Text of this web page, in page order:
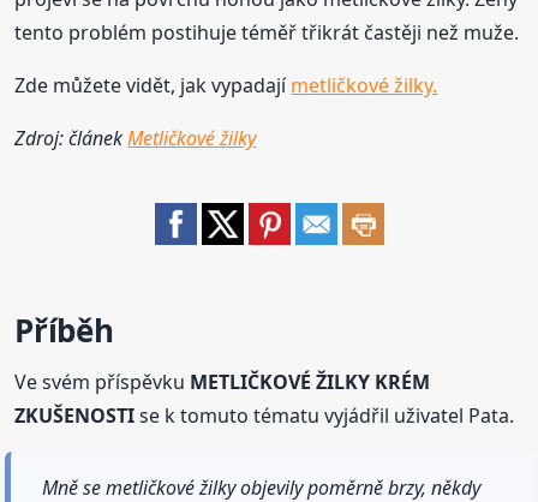
tento problém postihuje téměř třikrát častěji než muže.
Zde můžete vidět, jak vypadajímetličkové žilky.
Zdroj: článekMetličkové žilky
Příběh
Ve svém příspěvku METLIČKOVÉ ŽILKY KRÉM
ZKUŠENOSTIse k tomuto tématu vyjádřil uživatel Pata.
Mně se metličkové žilky objevily poměrně brzy, někdy